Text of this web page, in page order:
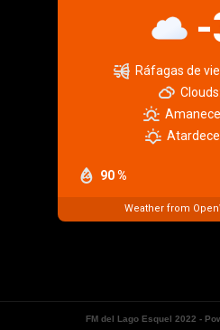
90 %
Ráfagas de
Clouds:
Weather from
FM del Lago Esquel 2022 -